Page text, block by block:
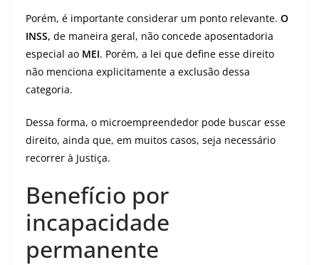
Porém, é importante considerar um ponto relevante. O
INSS, de maneira geral, não concede aposentadoria
especial ao MEI. Porém, a lei que define esse direito
não menciona explicitamente a exclusão dessa
categoria.
Dessa forma, o microempreendedor pode buscar esse
direito, ainda que, em muitos casos, seja necessário
recorrer à Justiça.
Benefício por
incapacidade
permanente